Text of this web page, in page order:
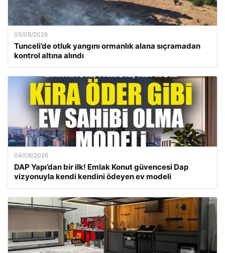
05/08/2026
Tunceli’de otluk yangını ormanlık alana sıçramadan
kontrol altına alındı
04/08/2026
DAP Yapı’dan bir ilk! Emlak Konut güvencesi Dap
vizyonuyla kendi kendini ödeyen ev modeli